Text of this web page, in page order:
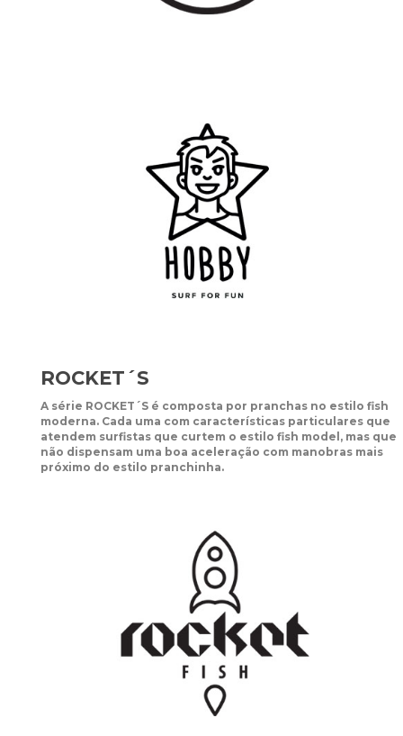
ROCKET´S
A série ROCKET´S é composta por pranchas no estilo fish
moderna. Cada uma com características particulares que
atendem surfistas que curtem o estilo fish model, mas que
não dispensam uma boa aceleração com manobras mais
próximo do estilo pranchinha.